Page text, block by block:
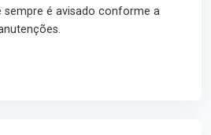
sempre é avisado conforme a